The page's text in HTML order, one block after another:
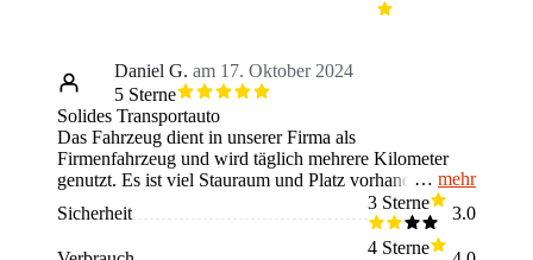
Daniel G. am 17. Oktober 2024
5 Sterne
Solides Transportauto
Das Fahrzeug dient in unserer Firma als
Firmenfahrzeug und wird täglich mehrere Kilometer
genutzt. Es ist viel Stauraum und Platz vorhanden. Wir
können damit sehr viel transportieren und sind damit
vollkommen zufrieden. Die Bedienung ist sehr gut und
das System lässt sich einfach zu bedienen. Das
mehr
Sicherheit
3 Sterne
3.0
4 Sterne